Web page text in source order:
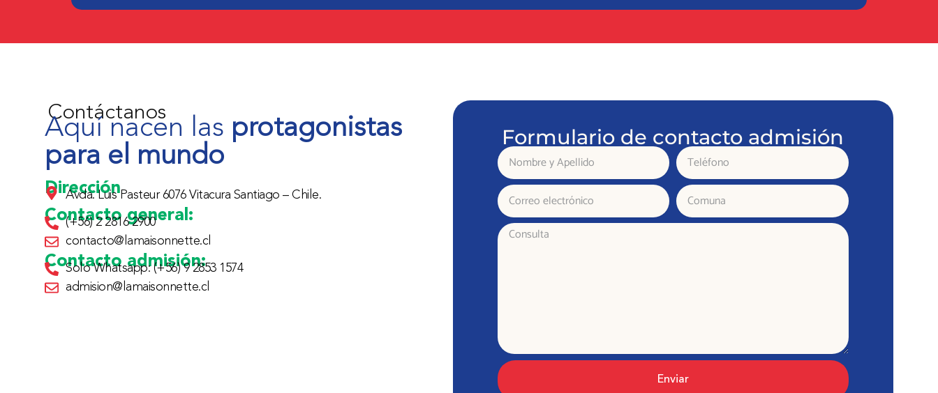
Contáctanos
Aquí nacen las protagonistas
para el mundo
Dirección
Avda. Luis Pasteur 6076 Vitacura Santiago – Chile.
Contacto general:
(+56) 2 2816 2900
contacto@lamaisonnette.cl
Contacto admisión:
Solo Whatsapp: (+56) 9 2853 1574
admision@lamaisonnette.cl
Formulario de contacto admisión
Nombre
y
Apellido
Teléfono
Correo
electrónico
Comuna
Consulta
Enviar